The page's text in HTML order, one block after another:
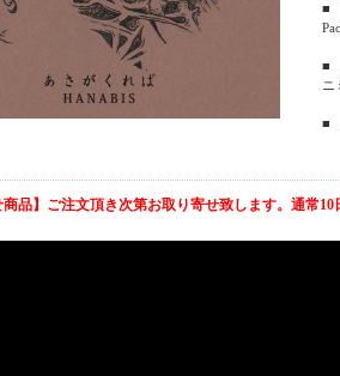
■
■
ニ
■
商品】ご注文頂き次第お取り寄せ致します。通常